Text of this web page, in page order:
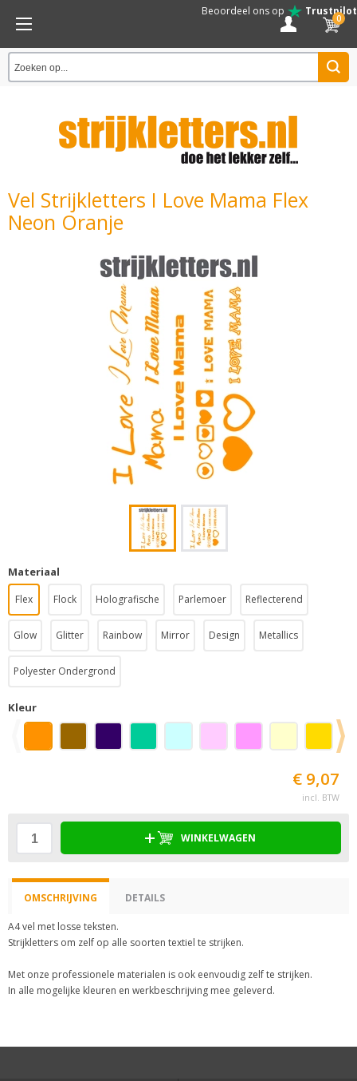
Beoordeel ons op Trustpilot
0
Vel Strijkletters I Love Mama Flex
Neon Oranje
Materiaal
Flex Flock Holografische Parlemoer Reflecterend
Glow Glitter Rainbow Mirror Design Metallics
Polyester Ondergrond
Kleur
€ 9,07
incl. BTW
WINKELWAGEN
OMSCHRIJVING DETAILS
A4 vel met losse teksten.
Strijkletters om zelf op alle soorten textiel te strijken.
Met onze professionele materialen is ook eenvoudig zelf te strijken.
In alle mogelijke kleuren en werkbeschrijving mee geleverd.